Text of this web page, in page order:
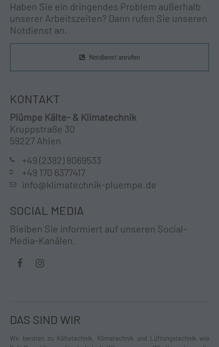
Haben Sie ein dringendes Problem außerhalb
unserer Arbeitszeiten? Dann rufen Sie unseren
Notdienst an.
Notdienst anrufen
KONTAKT
Plümpe Kälte- & Klimatechnik
Kruppstraße 30
59227 Ahlen
+49 (2382) 8069533
+49 170 6377417
info@klimatechnik-pluempe.de
SOCIAL MEDIA
Bleiben Sie informiert auf unseren Social-
Media-Kanälen.
DAS SIND WIR
Wir beraten zu Kältetechnik, Klimatechnik und Lüftungstechnik wie